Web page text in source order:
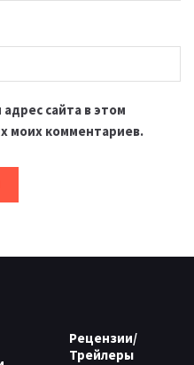
сайта в этом
моих комментариев.
Рецензии/
Трейлеры